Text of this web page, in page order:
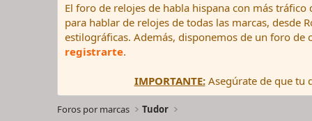
El foro de relojes de habla hispana con más
para hablar de relojes de todas las marcas, desde
estilográficas. Además, disponemos de un foro
registrarte.
IMPORTANTE:Asegúrate de que tu
Foros por marcas Tudor